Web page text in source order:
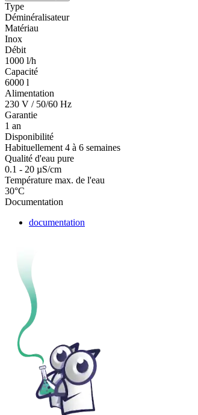
Type
Déminéralisateur
Matériau
Inox
Débit
1000 l/h
Capacité
6000 l
Alimentation
230 V / 50/60 Hz
Garantie
1 an
Disponibilité
Habituellement 4 à 6 semaines
Qualité d'eau pure
0.1 - 20 µS/cm
Température max. de l'eau
30°C
Documentation
documentation